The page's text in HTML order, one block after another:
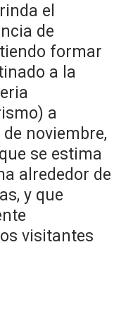
el
de
formar
a la
a
noviembre,
se estima
alrededor de
y que
visitantes